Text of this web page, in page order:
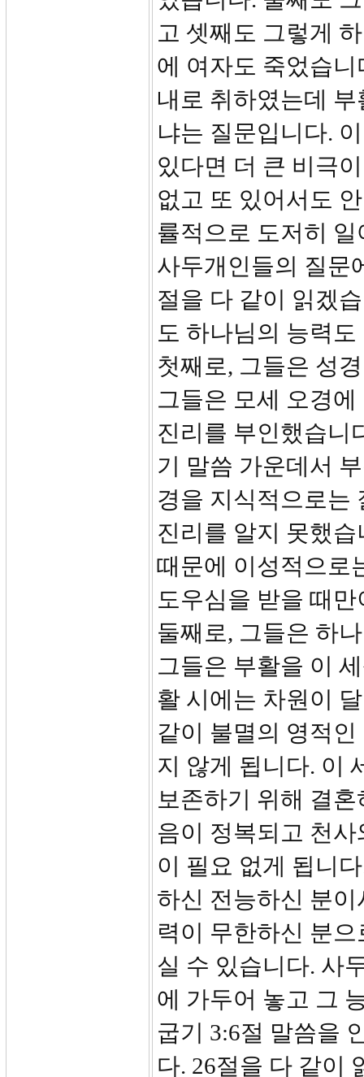
고 셋째도 그렇게
에 여자도 죽었습
내로 취하였는데
냐는 질문입니다.
있다면 더 큰 비극
없고 또 있어서도
률적으로 도저히
사두개인들의 질문
절을 다 같이 읽겠
도 하나님의 능력
첫째로, 그들은 성
그들은 모세 오경
진리를 부인했습니
기 말씀 가운데서
경을 지식적으로는
진리를 알지 못했
때문에 이성적으로
도우심을 받을 때
둘째로, 그들은 하
그들은 부활을 이
활 시에는 차원이
같이 불멸의 영적
지 않게 됩니다. 이
보존하기 위해 결
음이 정복되고 천
이 필요 없게 됩니
하신 전능하신 분
력이 무한하신 분
실 수 있습니다. 사
에 가두어 놓고 그
굽기 3:6절 말씀을
다. 26절을 다 같이